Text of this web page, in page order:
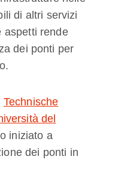
di altri servizi
aspetti rende
dei ponti per
Technische
del
iniziato a
dei ponti in